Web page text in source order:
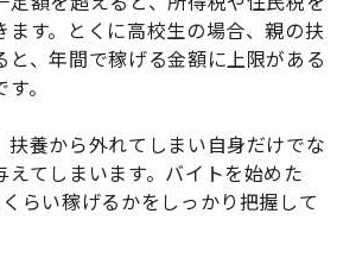
ます。とくに高校生の場合、親の扶
と、年間で稼げる金額に上限がある
。
扶養から外れてしまい自身だけでな
えてしまいます。バイトを始めた
らい稼げるかをしっかり把握して